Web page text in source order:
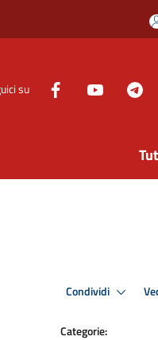
su
Condividi
Categorie: